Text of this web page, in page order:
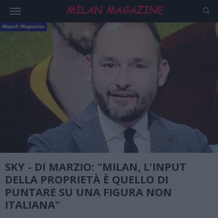
SKY - DI MARZIO: "MILAN, L'INPUT
DELLA PROPRIETÀ È QUELLO DI
PUNTARE SU UNA FIGURA NON
ITALIANA"